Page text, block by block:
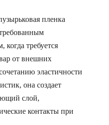
пленка
когда требуется
от внешних
эластичности
она создает
слой,
контакты при